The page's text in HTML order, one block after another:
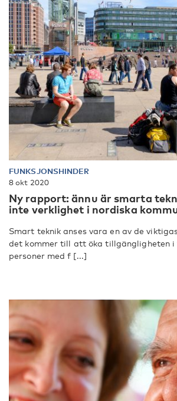
FUNKSJONSHINDER
8 okt 2020
Ny rapport: ännu är smarta
inte verklighet i nordiska
Smart teknik anses vara en av de
det kommer till att öka tillgängligheten
personer med f [...]